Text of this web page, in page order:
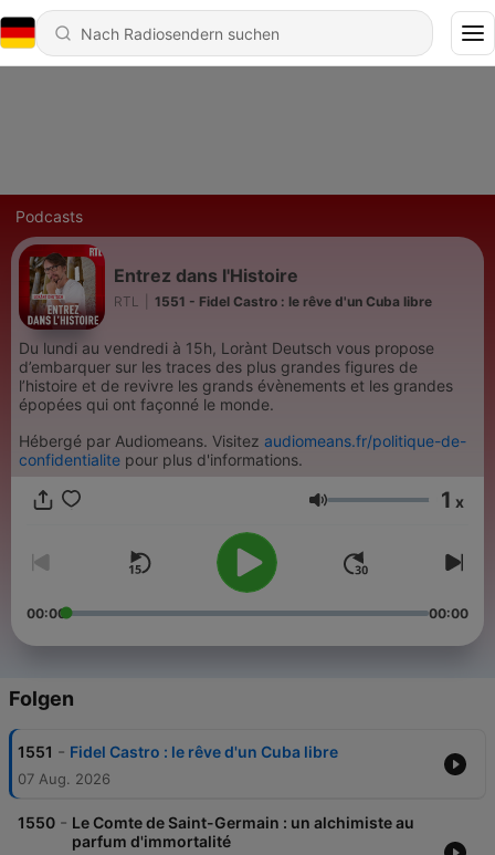
Podcasts
Entrez dans l'Histoire
RTL 1551 - Fidel Castro : le rêve d'un Cuba libre
Du lundi au vendredi à 15h, Lorànt Deutsch vous propose
d’embarquer sur les traces des plus grandes figures de
l’histoire et de revivre les grands évènements et les grandes
épopées qui ont façonné le monde.
Hébergé par Audiomeans. Visitez audiomeans.fr/politique-de-
confidentialite pour plus d'informations.
Lautstärke 1 x
00:00 00:00
Folgen
1551 - Fidel Castro : le rêve d'un Cuba libre
07 Aug. 2026
1550 - Le Comte de Saint-Germain : un alchimiste au
parfum d'immortalité